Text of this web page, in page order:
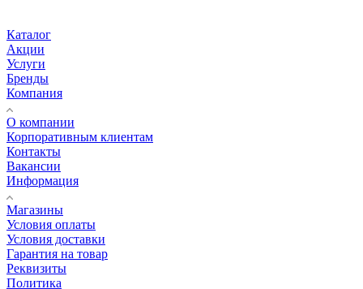
Каталог
Акции
Услуги
Бренды
Компания
О компании
Корпоративным клиентам
Контакты
Вакансии
Информация
Магазины
Условия оплаты
Условия доставки
Гарантия на товар
Реквизиты
Политика